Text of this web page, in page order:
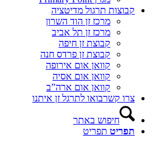
קבוצות תרגול מדיטציה
מרכז זן הוד השרון
מרכז זן תל אביב
קבוצת זן חיפה
קבוצת זן פרדס חנה
קוואן אום אירופה
קוואן אום אסיה
קוואן אום ארה”ב
צרו קשרבואו לתרגל זן איתנו
חיפוש באתר
תפריט תפריט